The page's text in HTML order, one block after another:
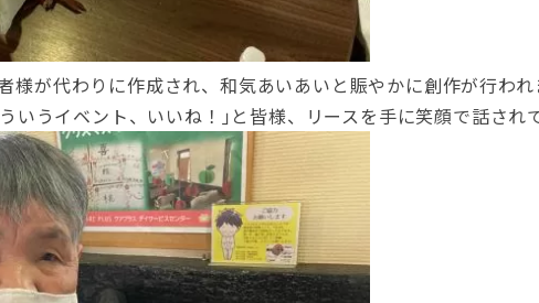
様が代わりに作成され、和気あいあいと賑やかに創作が行わ
いうイベント、いいね！｣と皆様、リースを手に笑顔で話され